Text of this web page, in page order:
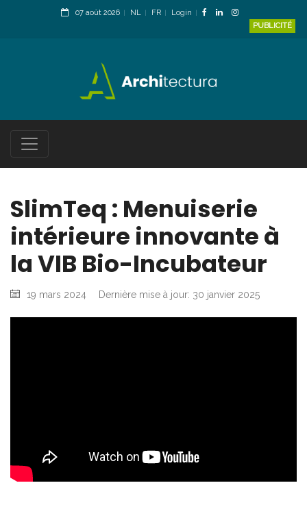
07 août 2026 NL FR
Login
PUBLICITÉ
SlimTeq : Menuiserie
intérieure innovante à
la VIB Bio-Incubateur
19 mars 2024 Dernière mise à jour: 30 janvier 2025